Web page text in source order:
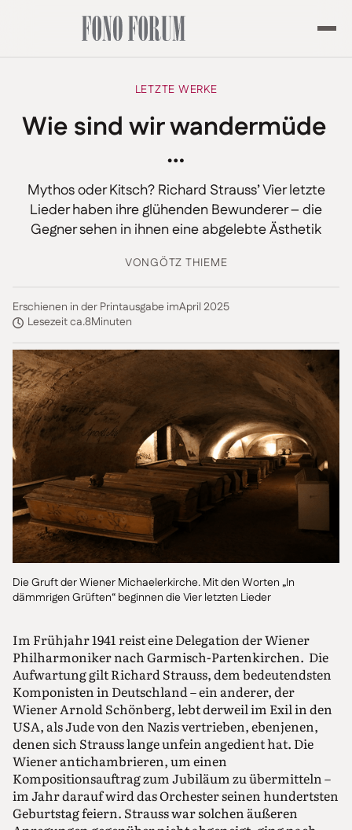
LETZTE WERKE
Wie sind wir wandermüde
…
Mythos oder Kitsch? Richard Strauss’ Vier letzte
Lieder haben ihre glühenden Bewunderer – die
Gegner sehen in ihnen eine abgelebte Ästhetik
VONGÖTZ THIEME
Erschienen in der Printausgabe imApril 2025
Lesezeit ca.8Minuten
Die Gruft der Wiener Michaelerkirche. Mit den Worten „In
dämmrigen Grüften“ beginnen die Vier letzten Lieder
Im Frühjahr 1941 reist eine Delegation der Wiener
Philharmoniker nach Garmisch-Partenkirchen. Die
Aufwartung gilt Richard Strauss, dem bedeutendsten
Komponisten in Deutschland – ein anderer, der
Wiener Arnold Schönberg, lebt derweil im Exil in den
USA, als Jude von den Nazis vertrieben, ebenjenen,
denen sich Strauss lange unfein angedient hat. Die
Wiener antichambrieren, um einen
Kompositionsauftrag zum Jubiläum zu übermitteln –
im Jahr darauf wird das Orchester seinen hundertsten
Geburtstag feiern. Strauss war solchen äußeren